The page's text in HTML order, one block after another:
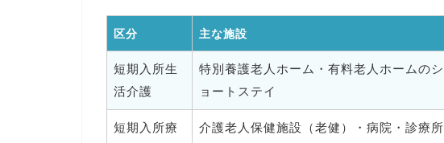
区分 主な施設
短期入所生
活介護
特別養護老人ホーム・有料老人ホームのシ
ョートステイ
短期入所療
介護老人保健施設（老健）・病院・診療所